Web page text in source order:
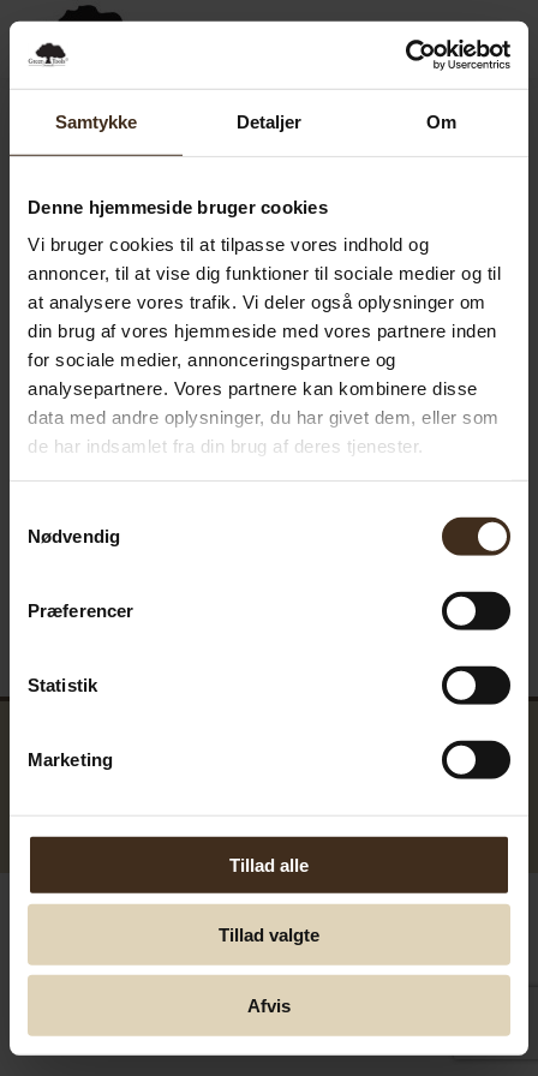
Samtykke Detaljer Om
Denne hjemmeside bruger cookies
Vi bruger cookies til at tilpasse vores indhold og
annoncer, til at vise dig funktioner til sociale medier og til
at analysere vores trafik. Vi deler også oplysninger om
din brug af vores hjemmeside med vores partnere inden
for sociale medier, annonceringspartnere og
analysepartnere. Vores partnere kan kombinere disse
data med andre oplysninger, du har givet dem, eller som
de har indsamlet fra din brug af deres tjenester.
Nødvendig
Præferencer
Statistik
Marketing
Tillad alle
Tillad valgte
Afvis
0,00SEK 0